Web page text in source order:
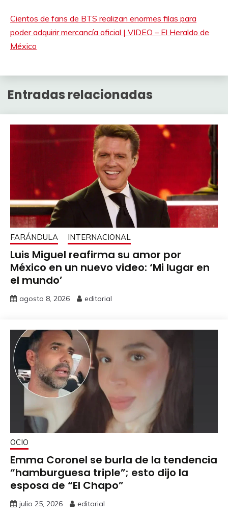
Cientos de fans de BTS realizan enormes filas para
poder adquirir mercancía oficial | VIDEO – El Heraldo de
México
Entradas relacionadas
FARÁNDULA INTERNACIONAL
Luis Miguel reafirma su amor por
México en un nuevo video: ‘Mi lugar en
el mundo’
agosto 8, 2026 editorial
OCIO
Emma Coronel se burla de la tendencia
“hamburguesa triple”; esto dijo la
esposa de “El Chapo”
julio 25, 2026 editorial